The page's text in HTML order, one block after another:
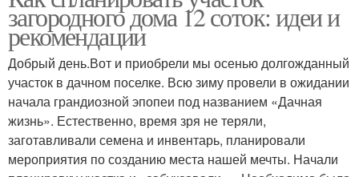
загородного дома 12 соток: идеи и
рекомендации
Добрый день.Вот и приобрели мы осенью долгожданный
участок в дачном поселке. Всю зиму провели в ожидании
начала грандиозной эпопеи под названием «Дачная
жизнь». Естественно, время зря не теряли,
заготавливали семена и инвентарь, планировали
мероприятия по созданию места нашей мечты. Начали